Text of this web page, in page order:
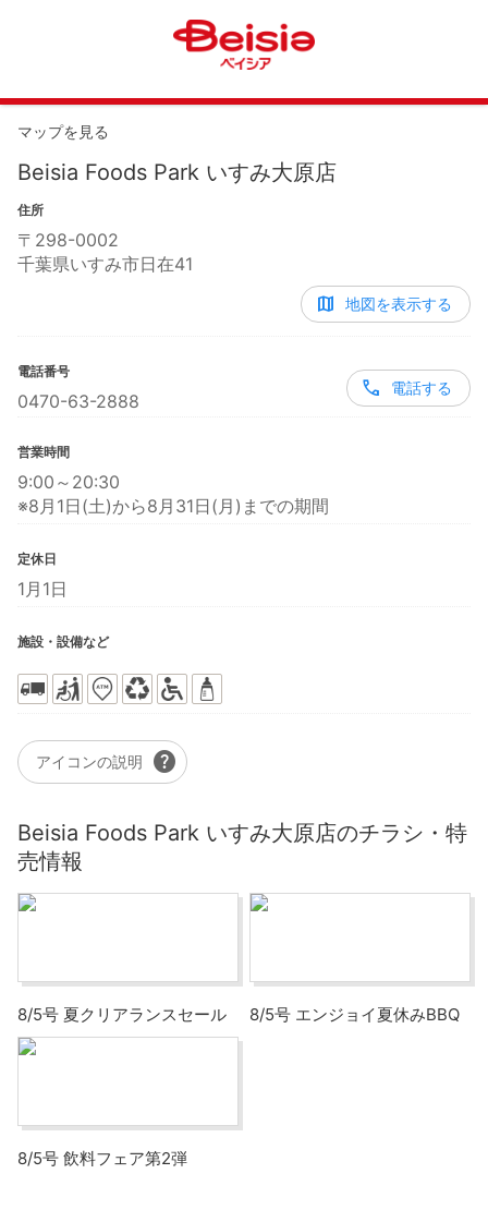
マップを見る
Beisia Foods Park いすみ大原店
アイコンの説明 help
住所
〒 298-0002
千葉県いすみ市日在41
地図を表示する
電話番号
0470-63-2888
電話する
営業時間
9:00～20:30
※8月1日(土)から8月31日(月)までの期間
定休日
1月1日
施設・設備など
Beisia Foods Park いすみ大原店のチラシ・特
売情報
8/5号 夏クリアランスセール 8/5号 エンジョイ夏休みBBQ
8/5号 飲料フェア第2弾